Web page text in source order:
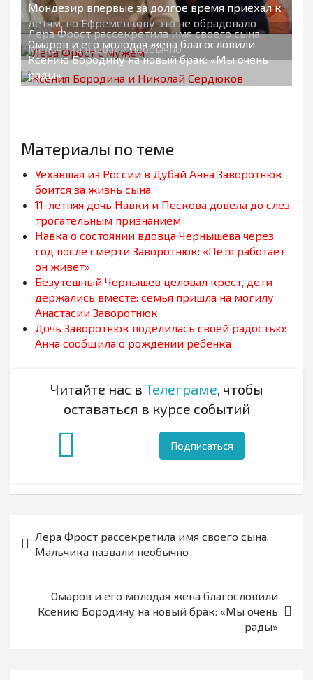
Мондезир впервые за долгое время приехал к
детям, но Ефременкову это не обрадовало
Лера Фрост рассекретила имя своего сына.
Мальчика назвали необычно
Омаров и его молодая жена благословили
Ксению Бородину на новый брак: «Мы очень
рады»
Материалы по теме
Уехавшая из России в Дубай Анна Заворотнюк
боится за жизнь сына
11-летняя дочь Навки и Пескова довела до слез
трогательным признанием
Навка о состоянии вдовца Чернышева через
год после смерти Заворотнюк: «Петя работает,
он живет»
Безутешный Чернышев целовал крест, дети
держались вместе: семья пришла на могилу
Анастасии Заворотнюк
Дочь Заворотнюк поделилась своей радостью:
Анна сообщила о рождении ребенка
Читайте нас в Телеграме, чтобы
оставаться в курсе событий
Подписаться
по
записям
Лера Фрост рассекретила имя своего сына.
Мальчика назвали необычно
Омаров и его молодая жена благословили
Ксению Бородину на новый брак: «Мы очень
рады»